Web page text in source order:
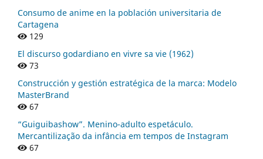
Consumo de anime en la población universitaria de
Cartagena
129
El discurso godardiano en vivre sa vie (1962)
73
Construcción y gestión estratégica de la marca: Modelo
MasterBrand
67
“Guiguibashow”. Menino-adulto espetáculo.
Mercantilização da infância em tempos de Instagram
67